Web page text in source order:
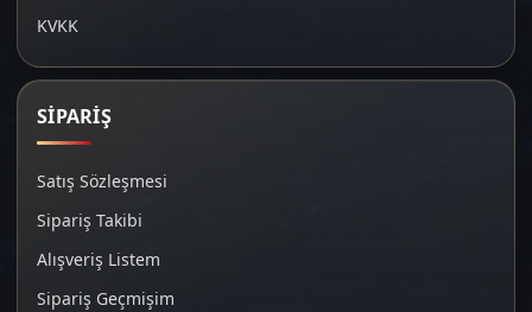
KVKK
SİPARİŞ
Satış Sözleşmesi
Sipariş Takibi
Alışveriş Listem
Sipariş Geçmişim